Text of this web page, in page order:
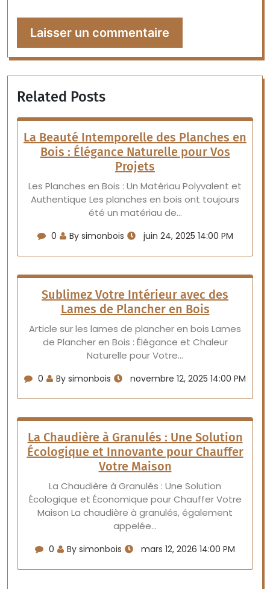
Related Posts
La Beauté Intemporelle des Planches en
Bois : Élégance Naturelle pour Vos
Projets
Les Planches en Bois : Un Matériau Polyvalent et
Authentique Les planches en bois ont toujours
été un matériau de…
0 By simonbois juin 24, 2025 14:00 PM
Sublimez Votre Intérieur avec des
Lames de Plancher en Bois
Article sur les lames de plancher en bois Lames
de Plancher en Bois : Élégance et Chaleur
Naturelle pour Votre…
0 By simonbois novembre 12, 2025 14:00 PM
La Chaudière à Granulés : Une Solution
Écologique et Innovante pour Chauffer
Votre Maison
La Chaudière à Granulés : Une Solution
Écologique et Économique pour Chauffer Votre
Maison La chaudière à granulés, également
appelée…
0 By simonbois mars 12, 2026 14:00 PM